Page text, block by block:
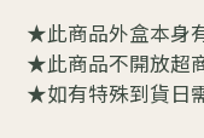
★此商品外盒本身
★此商品不開放超
★如有特殊到貨日